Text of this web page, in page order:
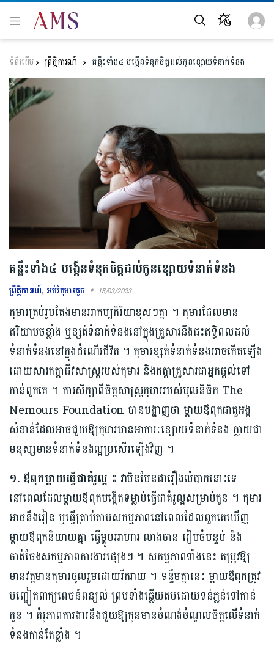
ព្រឹត្តិការណ៍ គន្លឹះទាំង៤ បង្កើនទំនុកចិត្តដល់កូនខ្សោយទំនាក់ទំនង
គន្លឹះទាំង៤ បង្កើនទំនុកចិត្តដល់កូនខ្សោយទំនាក់ទំនង
ព្រឹត្តិការណ៍, អប់រំកុមារតូច 15/03/2023
កុមារគ្រប់រូបតែងមានអាកប្បកិរិយាខុសៗគ្នា ។ កុមារដែលមាន
ឥរិយាបថខ្លាំង ឬខ្សត់ទំនាក់ទំនងនៅក្នុងគ្រួសារនឹងជះឥទ្ធិពលដល់
ទំនាក់ទំនងនៅក្នុងដំណើរជីវិត ។ កុមារខ្សត់ទំនាក់ទំនងអាចកើតឡើង
ដោយសារកត្តាជីវសាស្ត្ររបស់កុមារ និងកត្តាគ្រួសារជាអ្នកផ្តល់ទៅ
កាន់ពួកគេ ។ ការសិក្សាពីចិត្តសាស្ត្រកុមាររបស់មូលនិធិក The
Nemours Foundation បានបង្ហាញថា ម្តាយឪពុកជាតួអង្គ
សំខាន់ដែលអាចជួយឱ្យកុមារមានអាការៈខ្សោយទំនាក់ទំនង ក្លាយជា
មនុស្សមានទំនាក់ទំនងល្អប្រសើរឡើងវិញ ។
១. ឪពុកម្តាយធ្វើជាគំរូល្អ ៖ វាមិនមែនជារឿងលំបាកនោះទេ
នៅពេលដែលម្តាយឪពុកបង្កើតទម្លាប់ធ្វើជាគំរូល្អសម្រាប់កូន ។ កុមារ
អាចនឹងរៀន ឬធ្វើត្រាប់តាមសកម្មភាពនៅពេលដែលពួកគេឃើញ
ម្តាយឪពុកនិយាយគ្នា ធ្វើម្ហូបអាហារ លាងចាន រៀបចំបន្ទប់ និង
ចាត់ចែងសកម្មភាពការងារផ្សេងៗ ។ សកម្មភាពទាំងនេះ តម្រូវឱ្យ
មានវត្តមានកុមារចូលរួមដោយរីករាយ ។ ទន្ទឹមគ្នានេះ ម្តាយឪពុកត្រូវ
បញ្ជៀតពាក្យពេចន៍ពន្យល់ ព្រមទាំងឆ្លើយតបដោយទន់ភ្លន់ទៅកាន់
កូន ។ គំរូភាពការងារនឹងជួយឱ្យកូនមានចំណង់ចំណូលចិត្តលើទំនាក់
ទំនងកាន់តែខ្លាំង ។